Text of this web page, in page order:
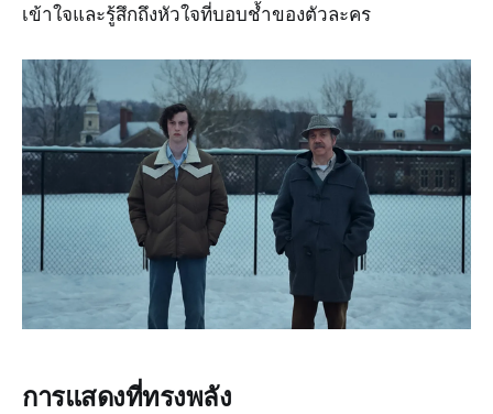
เข้าใจและรู้สึกถึงหัวใจที่บอบช้ำของตัวละคร
การแสดงที่ทรงพลัง